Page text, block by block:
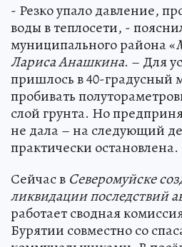
- Резко упало давление,
воды в теплосети, -
муниципального района «
Лариса Анашкина. – Для
пришлось в 40-градусный
пробивать
слой грунта. Но
не дала – на следующий
практически остановлена.
Сейчас в Северомуйске
ликвидации последствий
работает сводная
Бурятии совместно со